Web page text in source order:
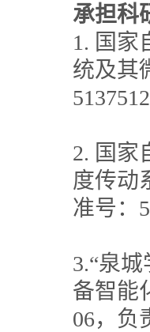
承担科
1. 国家
统及其
2. 国家
度传动
准号：
3.“泉
备智能
06，负